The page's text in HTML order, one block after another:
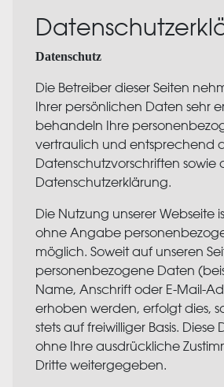
Datenschutz
Die Betreiber dieser Seiten
Ihrer persönlichen Daten sehr
behandeln Ihre
vertraulich und entsprechend
Datenschutzvorschriften sowie
Datenschutzerklärung.
Die Nutzung unserer Webseite
ohne Angabe
möglich. Soweit auf unseren
personenbezogene Daten
Name, Anschrift oder E-Mail-
erhoben werden, erfolgt dies,
stets auf freiwilliger Basis.
ohne Ihre ausdrückliche
Dritte weitergegeben.